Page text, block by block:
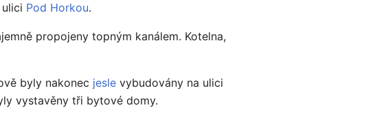
Pod Horkou.
propojeny topným kanálem. Kotelna,
byly nakonec jesle vybudovány na ulici
vystavěny tři bytové domy.